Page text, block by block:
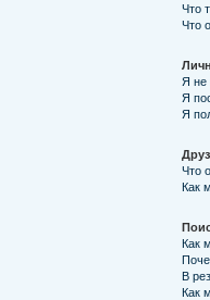
Что
Что
Я не
Я
Я
Что
Как
Как
В
Как